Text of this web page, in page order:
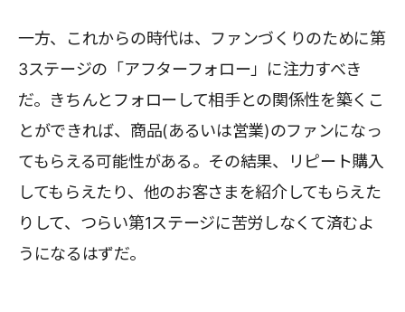
一方、これからの時代は、ファンづくりのために第
3ステージの「アフターフォロー」に注力すべき
だ。きちんとフォローして相手との関係性を築くこ
とができれば、商品(あるいは営業)のファンになっ
てもらえる可能性がある。その結果、リピート購入
してもらえたり、他のお客さまを紹介してもらえた
りして、つらい第1ステージに苦労しなくて済むよ
うになるはずだ。